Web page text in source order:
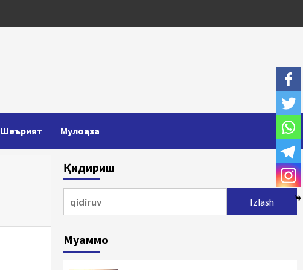
Шеърият Мулоҳаза
Қидириш
Муаммо